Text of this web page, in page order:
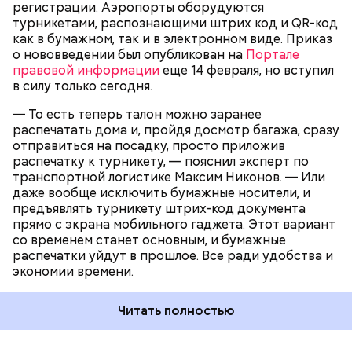
регистрации. Аэропорты оборудуются
турникетами, распознающими штрих код и QR-код
как в бумажном, так и в электронном виде. Приказ
о нововведении был опубликован на Портале
правовой информацииеще 14 февраля, но вступил
в силу только сегодня.
— То есть теперь талон можно заранее
распечатать дома и, пройдя досмотр багажа, сразу
отправиться на посадку, просто приложив
распечатку к турникету, — пояснилэксперт по
транспортной логистике Максим Никонов. — Или
даже вообще исключить бумажные носители, и
предъявлять турникету штрих-код документа
прямо с экрана мобильного гаджета. Этот вариант
со временем станет основным, и бумажные
распечатки уйдут в прошлое. Все ради удобства и
экономии времени.
установлены. Внуково планирует оснастить свои
терминалы такой техникой в 2019 году. Что
касается направлений полетов по стране, то в
аэропорту Сочи терминалы уже оснащены
необходимым оборудованием, а в Уфе
электронные посадочные талоны используются с
конца прошлого года. И только Пулково в
Петербурге все еще обсуждает возможности
установки необходимых турникетов, сообщает
РИА Новости .
Читать полностью
АЭРОПОРТ ШЕРЕМЕТЬЕВО
АЭРОПОРТ ПУЛКОВО
АЭРОПОРТ ДОМОДЕДОВО
АЭРОПОРТ ВНУКОВО
Потихоньку задумывается и работодатель (75% —
большая цифра). Конечно, идеальный для
миллениала офис в стиле Гугла потянут не все, но
добавить в рабочий процесс чуток здоровой
расхлябанности осилит каждый. Там кресло-мешок
для релаксации бросить, тут живой зелени
нарастить (eco-friendly — это для них важно),
пустить молодняк попостись в обед на травке
(офис в промзоне — буээээ), забить на приходы по
часам (важен результат, а не формальность)… В
общем, приручить миллениалов не проблема.
Главное, периодически настраиваться на их волну
и не опускаться до унылого менторства. Как пелось
Мнение колумнистов может не совпадать с точкой
зрения редакции
Святитель Николай дожил до глубокой старости и
скончался в середине IV века. По церковному
преданию, мощи святого сохранились нетленными
и источали чудесное миро, от которого исцелилось
множество людей. В 1087 году мощи Николая
Угодника были перенесены в итальянский город
Бар (Бари), где находятся и поныне.